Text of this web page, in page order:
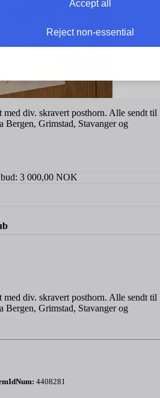
Accept all
Reject non-essential
med div. skravert posthorn. Alle sendt til
Bergen, Grimstad, Stavanger og
3 000,00 NOK
med div. skravert posthorn. Alle sendt til
Bergen, Grimstad, Stavanger og
4408281